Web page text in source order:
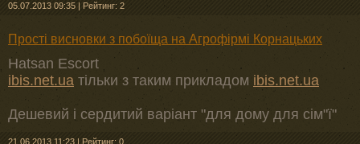
05.07.2013 09:35 | Рейтинг: 2
Прості висновки з побоїща на Агрофірмі Корнацьких
Hatsan Escort
ibis.net.ua тільки з таким прикладом ibis.net.ua
Дешевий і сердитий варіант "для дому для сім"ї"
21.06.2013 11:23 | Рейтинг: 0